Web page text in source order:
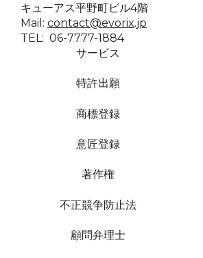
キューアス平野町ビル4階
Mail: contact@evorix.jp
TEL: 06-7777-1884
サービス
特許出願
商標登録
意匠登録
著作権
不正競争防止法
顧問弁理士